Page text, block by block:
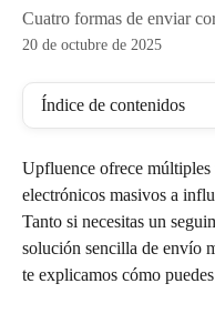
Cuatro formas de enviar
20 de octubre de 2025
Índice de contenidos
Upfluence ofrece
electrónicos masivos a
Tanto si necesitas un
solución sencilla de envío
te explicamos cómo